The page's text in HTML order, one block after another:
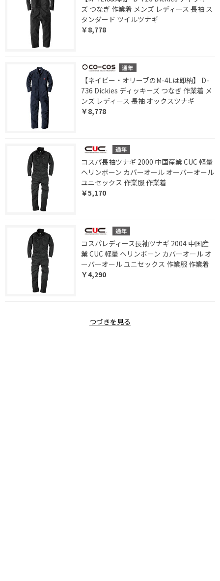
ズ つなぎ 作業着 メンズ レディース 長袖 ス
タンダード ツイルツナギ
￥8,778
【ネイビー・オリーブのM-4Lは即納】 D-
736 Dickies ディッキーズ つなぎ 作業着 メ
ンズ レディース 長袖 オックスツナギ
￥8,778
コスパ長袖ツナギ 2000 中国産業 CUC 軽量
ヘリンボーン カバーオール オーバーオール
ユニセックス 作業服 作業着
￥5,170
コスパレディース長袖ツナギ 2004 中国産
業 CUC 軽量 ヘリンボーン カバーオール オ
ーバーオール ユニセックス 作業服 作業着
￥4,290
つづきを見る